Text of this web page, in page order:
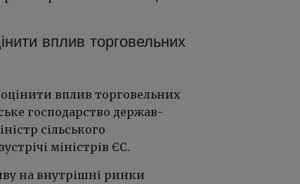
вплив торговельних
оцінити вплив торговельних
господарство держав-
сільського
міністрів ЄС.
на внутрішні ринки